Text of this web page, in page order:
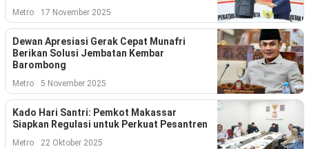
Metro 17 November 2025
Dewan Apresiasi Gerak Cepat Munafri
Berikan Solusi Jembatan Kembar
Barombong
Metro 5 November 2025
Kado Hari Santri: Pemkot Makassar
Siapkan Regulasi untuk Perkuat Pesantren
Metro 22 Oktober 2025